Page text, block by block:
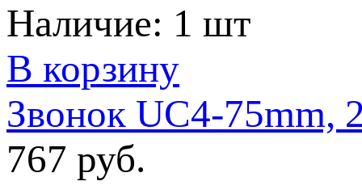
Наличие: 1 шт
В корзину
Звонок UC4-75mm,
767 руб.